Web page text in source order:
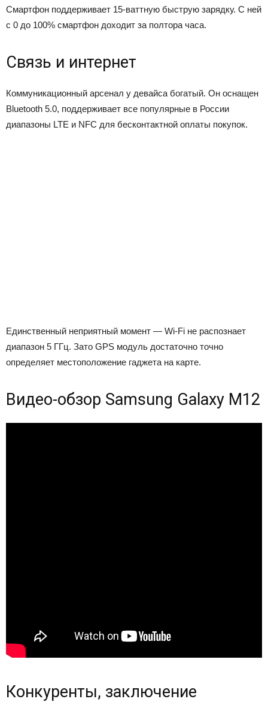
Смартфон поддерживает 15-ваттную быструю зарядку. С ней
с 0 до 100% смартфон доходит за полтора часа.
Связь и интернет
Коммуникационный арсенал у девайса богатый. Он оснащен
Bluetooth 5.0, поддерживает все популярные в России
диапазоны LTE и NFC для бесконтактной оплаты покупок.
Единственный неприятный момент — Wi-Fi не распознает
диапазон 5 ГГц. Зато GPS модуль достаточно точно
определяет местоположение гаджета на карте.
Видео-обзор Samsung Galaxy M12
Конкуренты, заключение